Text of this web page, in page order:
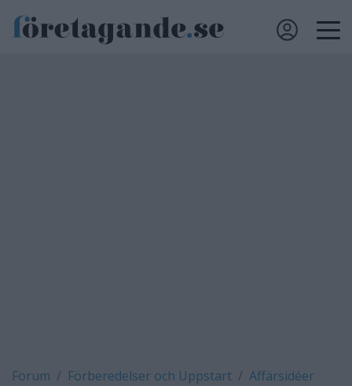
Forum Förberedelser och Uppstart
Affärsidéer